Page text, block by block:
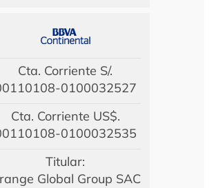
Cta. Corriente S/.
0100032527
Cta. Corriente US$.
0100032535
Titular:
Global Group SAC